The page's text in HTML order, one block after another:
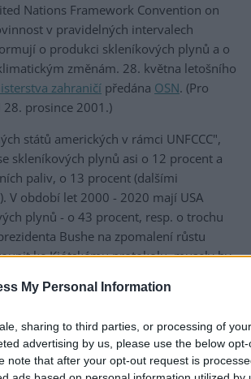
My Personal Information
sharing to third parties, or processing of
advertising by us, please use the below
note that after your opt-out request is
Nations Framework Convention on
v pravidelných intervalech
o produkci skleníkových plynů a o
změnám. 28. května letošního
zahraničí předána OSN. (Pro
28. prosince 2001.)
států amerických v rámci UNFCCC",
skleníkových plynů asi o 12 procent a
paliv, o 13 procent (dalšími
V období let 2000 - 2020 mají USA
plynů - o 43 procent, resp. o trochu
Bushe na zpomalení růstu
ke Kjótskému protokolu, musely by
oproti roku 1990.
plynů" v rámci americké ekonomiky. To
produktu (HDP) bude emitováno méně
Bush oznámil v únoru letošního
intenzity o 18 procent. Přitom za